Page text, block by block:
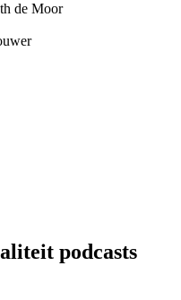
de Moor
podcasts